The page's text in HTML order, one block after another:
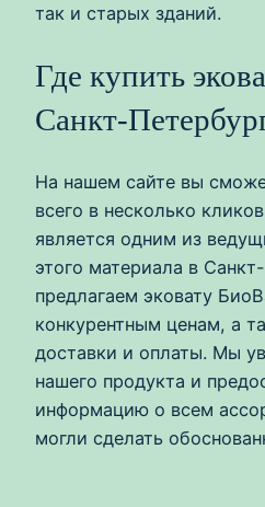
так и старых зданий.
Где купить
Санкт-
На нашем сайте вы
всего в несколько
является одним из
этого материала в
предлагаем эковату
конкурентным ценам, а
доставки и оплаты. Мы
нашего продукта и
информацию о всем
могли сделать